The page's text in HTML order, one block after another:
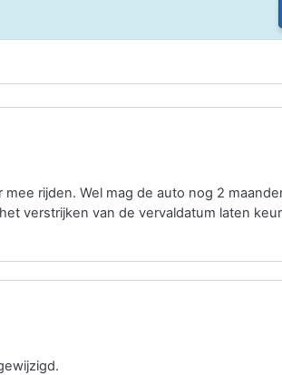
rijden. Wel mag de auto nog 2
verstrijken van de vervaldatum laten